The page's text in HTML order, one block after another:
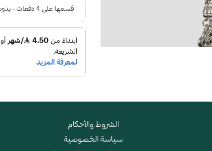
الشروط والأحكام
سياسة الخصوصية